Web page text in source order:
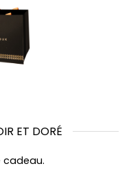
ET DORÉ
cadeau.